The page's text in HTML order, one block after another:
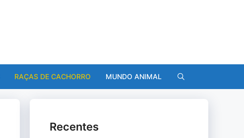
RAÇAS DE CACHORRO MUNDO ANIMAL
Recentes